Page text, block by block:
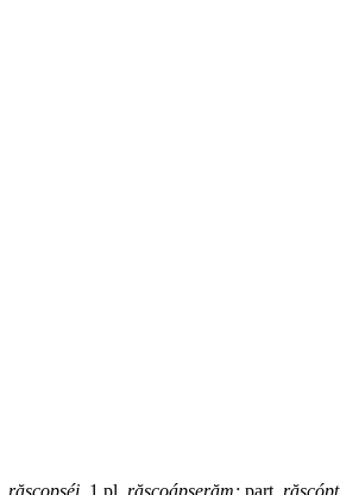
răscopséi, 1 pl. răscoápserăm; part. răscópt